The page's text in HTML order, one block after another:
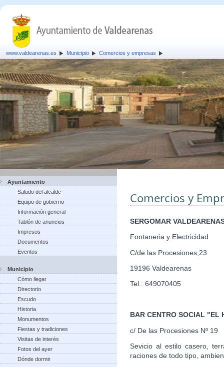
www.valdearenas.es Municipio Comercios y empresas
Ayuntamiento
Saludo del alcalde
Equipo de gobierno
Información general
Tablón de anuncios
Impresos
Documentos
Eventos
Municipio
Cómo llegar
Directorio
Escudo
Historia
Monumentos
Fiestas y tradiciones
Visitas de interés
Fotos del ayer
Dónde dormir
Comercios y
SERGOMAR
Fontaneria y Electricidad
C/de las Procesiones,23
19196 Valdearenas
Tel.: 649070405
BAR CENTRO SOCIAL "EL
c/ De las Procesiones Nº 19
Sevicio al estilo casero,
raciones de todo tipo,